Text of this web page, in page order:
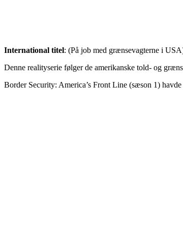
International titel: (På job med grænsevagterne i
Denne realityserie følger de amerikanske told- og
Border Security: America’s Front Line (sæson 1)